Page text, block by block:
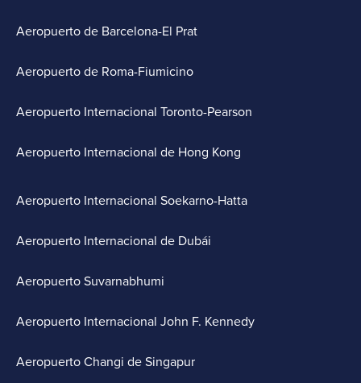
Aeropuerto de Barcelona-El Prat
Aeropuerto de Roma-Fiumicino
Aeropuerto Internacional Toronto-Pearson
Aeropuerto Internacional de Hong Kong
Aeropuerto Internacional Soekarno-Hatta
Aeropuerto Internacional de Dubái
Aeropuerto Suvarnabhumi
Aeropuerto Internacional John F. Kennedy
Aeropuerto Changi de Singapur